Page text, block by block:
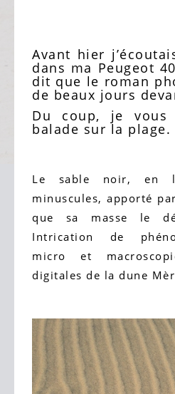
Avant hier
dans ma Peugeot
dit que le roman
de beaux jours
Du coup, je vous
balade sur la plage.
Le sable noir, en
minuscules, apporté
que sa masse le
Intrication de
micro et
digitales de la dune